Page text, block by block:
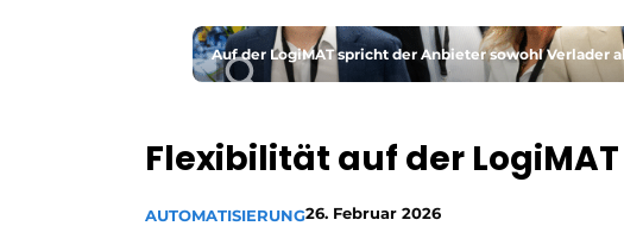
Auf der LogiMAT spricht der Anbieter sowohl Verlader
Flexibilität auf der
AUTOMATISIERUNG26. Februar 2026